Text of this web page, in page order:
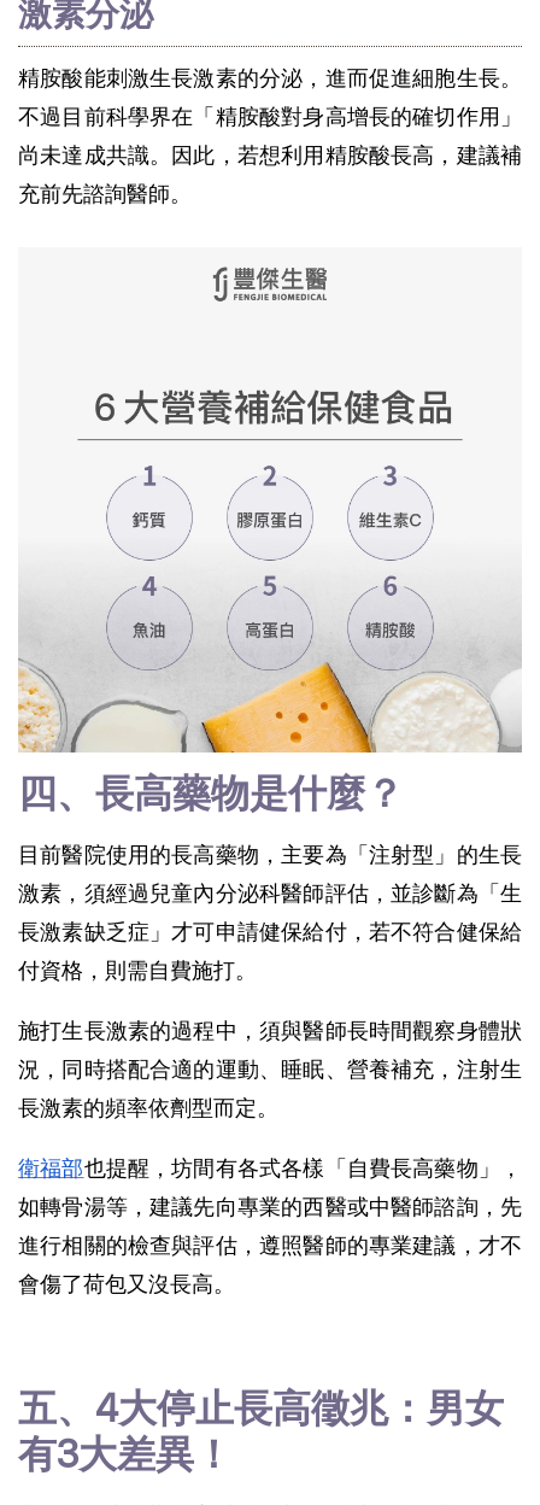
激素分泌
精胺酸能刺激生長激素的分泌，進而促進細胞生長。
不過目前科學界在「精胺酸對身高增長的確切作用」
尚未達成共識。因此，若想利用精胺酸長高，建議補
充前先諮詢醫師。
四、長高藥物是什麼？
目前醫院使用的長高藥物，主要為「注射型」的生長
激素，須經過兒童內分泌科醫師評估，並診斷為「生
長激素缺乏症」才可申請健保給付，若不符合健保給
付資格，則需自費施打。
施打生長激素的過程中，須與醫師長時間觀察身體狀
況，同時搭配合適的運動、睡眠、營養補充，注射生
長激素的頻率依劑型而定。
衛福部也提醒，坊間有各式各樣「自費長高藥物」，
如轉骨湯等，建議先向專業的西醫或中醫師諮詢，先
進行相關的檢查與評估，遵照醫師的專業建議，才不
會傷了荷包又沒長高。
五、4大停止長高徵兆：男女
有3大差異！